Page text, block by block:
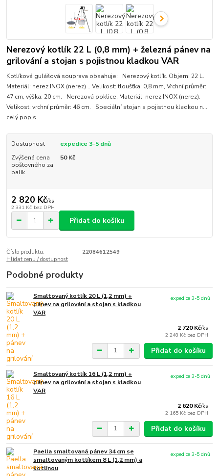
Nerezový kotlík 22 L (0,8 mm) + železná pánev na
grilování a stojan s pojistnou kladkou VAR
Kotlíková gulášová souprava obsahuje: Nerezový kotlík. Objem: 22 L.
Materiál: nerez INOX (nerez) .. Velikost: tloušťka: 0,8 mm, Vrchní průměr:
47 cm, výška: 20 cm. Nerezová poklice. Materiál: nerez INOX (nerez).
Velikost: vrchní průměr: 46 cm. Speciální stojan s pojistnou kladkou n...
celý popis
Dostupnost
expedice 3-5 dnů
Zvýšená cena
poštovného za
balík
50 Kč
2 820 Kč/ks
2 331 Kč bez DPH
Přidat do košíku
Číslo produktu:
22084612549
Hlídat cenu / dostupnost
Podobné produkty
Smaltovaný kotlík 20 L (1,2 mm) +
pánev na grilování a stojan s kladkou
VAR
2 720 Kč/ks
2 248 Kč bez DPH
expedice 3-5 dnů
Přidat do košíku
Smaltovaný kotlík 16 L (1,2 mm) +
pánev na grilování a stojan s kladkou
VAR
2 620 Kč/ks
2 165 Kč bez DPH
expedice 3-5 dnů
Přidat do košíku
Paella smaltovaná pánev 34 cm se
smaltovaným kotlíkem 8 L (1,2 mm) a
kotlinou
expedice 3-5 dnů